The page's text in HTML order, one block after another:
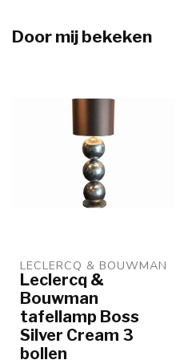
Door mij bekeken
LECLERCQ & BOUWMAN
Leclercq &
Bouwman
tafellamp Boss
Silver Cream 3
bollen